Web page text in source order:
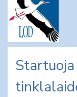
content
Startuoja